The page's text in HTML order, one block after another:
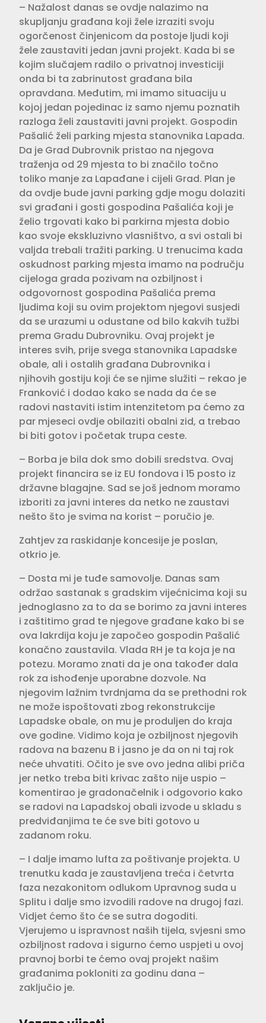
– Nažalost danas se ovdje nalazimo na
skupljanju građana koji žele izraziti svoju
ogorčenost činjenicom da postoje ljudi koji
žele zaustaviti jedan javni projekt. Kada bi se
kojim slučajem radilo o privatnoj investiciji
onda bi ta zabrinutost građana bila
opravdana. Međutim, mi imamo situaciju u
kojoj jedan pojedinac iz samo njemu poznatih
razloga želi zaustaviti javni projekt. Gospodin
Pašalić želi parking mjesta stanovnika Lapada.
Da je Grad Dubrovnik pristao na njegova
traženja od 29 mjesta to bi značilo točno
toliko manje za Lapađane i cijeli Grad. Plan je
da ovdje bude javni parking gdje mogu dolaziti
svi građani i gosti gospodina Pašalića koji je
želio trgovati kako bi parkirna mjesta dobio
kao svoje ekskluzivno vlasništvo, a svi ostali bi
valjda trebali tražiti parking. U trenucima kada
oskudnost parking mjesta imamo na području
cijeloga grada pozivam na ozbiljnost i
odgovornost gospodina Pašalića prema
ljudima koji su ovim projektom njegovi susjedi
da se urazumi u odustane od bilo kakvih tužbi
prema Gradu Dubrovniku. Ovaj projekt je
interes svih, prije svega stanovnika Lapadske
obale, ali i ostalih građana Dubrovnika i
njihovih gostiju koji će se njime služiti – rekao je
Franković i dodao kako se nada da će se
radovi nastaviti istim intenzitetom pa ćemo za
par mjeseci ovdje obilaziti obalni zid, a trebao
bi biti gotov i početak trupa ceste.
– Borba je bila dok smo dobili sredstva. Ovaj
projekt financira se iz EU fondova i 15 posto iz
državne blagajne. Sad se još jednom moramo
izboriti za javni interes da netko ne zaustavi
nešto što je svima na korist – poručio je.
Zahtjev za raskidanje koncesije je poslan,
otkrio je.
– Dosta mi je tuđe samovolje. Danas sam
održao sastanak s gradskim vijećnicima koji su
jednoglasno za to da se borimo za javni interes
i zaštitimo grad te njegove građane kako bi se
ova lakrdija koju je započeo gospodin Pašalić
konačno zaustavila. Vlada RH je ta koja je na
potezu. Moramo znati da je ona također dala
rok za ishođenje uporabne dozvole. Na
njegovim lažnim tvrdnjama da se prethodni rok
ne može ispoštovati zbog rekonstrukcije
Lapadske obale, on mu je produljen do kraja
ove godine. Vidimo koja je ozbiljnost njegovih
radova na bazenu B i jasno je da on ni taj rok
neće uhvatiti. Očito je sve ovo jedna alibi priča
jer netko treba biti krivac zašto nije uspio –
komentirao je gradonačelnik i odgovorio kako
se radovi na Lapadskoj obali izvode u skladu s
predviđanjima te će sve biti gotovo u
zadanom roku.
– I dalje imamo lufta za poštivanje projekta. U
trenutku kada je zaustavljena treća i četvrta
faza nezakonitom odlukom Upravnog suda u
Splitu i dalje smo izvodili radove na drugoj fazi.
Vidjet ćemo što će se sutra dogoditi.
Vjerujemo u ispravnost naših tijela, svjesni smo
ozbiljnost radova i sigurno ćemo uspjeti u ovoj
pravnoj borbi te ćemo ovaj projekt našim
građanima pokloniti za godinu dana –
zaključio je.